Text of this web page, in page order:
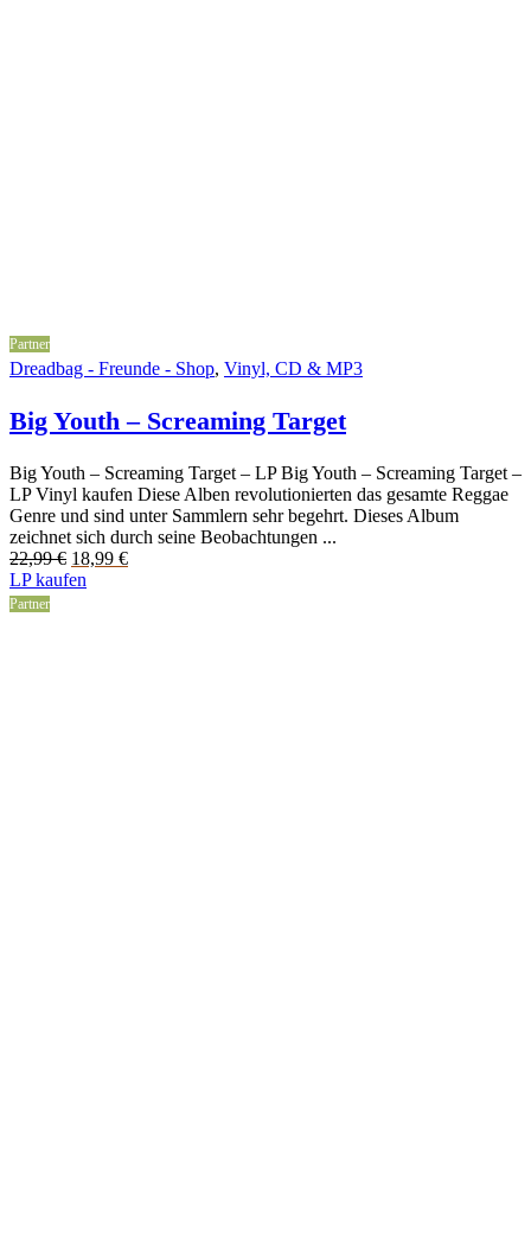
Partner
Dreadbag - Freunde - Shop, Vinyl, CD & MP3
Big Youth – Screaming Target
Big Youth – Screaming Target – LP Big Youth – Screaming Target –
LP Vinyl kaufen Diese Alben revolutionierten das gesamte Reggae
Genre und sind unter Sammlern sehr begehrt. Dieses Album
zeichnet sich durch seine Beobachtungen ...
22,99€ Original
price
18,99 €Current
LP kaufen
Partner